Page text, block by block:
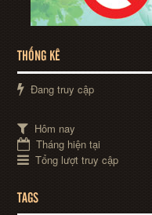
THỐNG KÊ
Đang truy cập
Hôm nay
Tháng hiện tại
Tổng lượt truy cập
TAGS